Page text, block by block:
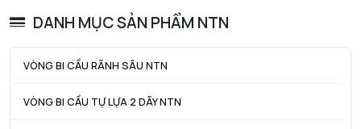
DANH MỤC SẢN PHẨM NTN
VÒNG BI CẦU RÃNH SÂU NTN
VÒNG BI CẦU TỰ LỰA 2 DÃY NTN
Tmin - Nhiệt độ hoạt động tối thiểu
da min - Đường kính vai tối thiểu IR